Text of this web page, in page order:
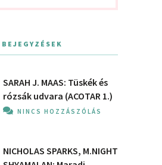
SARAH J. MAAS: Tüskék és
rózsák udvara (ACOTAR 1.)
NINCS HOZZÁSZÓLÁS
NICHOLAS SPARKS, M.NIGHT